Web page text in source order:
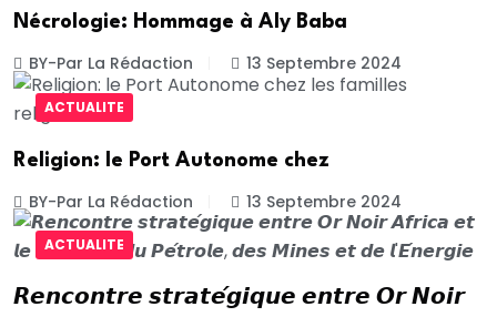
Nécrologie: Hommage à Aly Baba
BY-Par La Rédaction 13 Septembre 2024
ACTUALITE
Religion: le Port Autonome chez
BY-Par La Rédaction 13 Septembre 2024
ACTUALITE
𝙍𝙚𝙣𝙘𝙤𝙣𝙩𝙧𝙚 𝙨𝙩𝙧𝙖𝙩𝙚́𝙜𝙞𝙦𝙪𝙚 𝙚𝙣𝙩𝙧𝙚 𝙊𝙧 𝙉𝙤𝙞𝙧